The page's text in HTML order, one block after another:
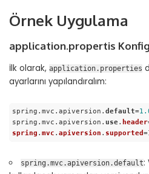
Örnek Uygulama
application.propertis
İlk olarak, application.properties
ayarlarını yapılandıralım:
spring.mvc.apiversion.default=
spring.mvc.apiversion.use. header
spring .mvc .apiversion . supported
spring.mvc.apiversion.default: